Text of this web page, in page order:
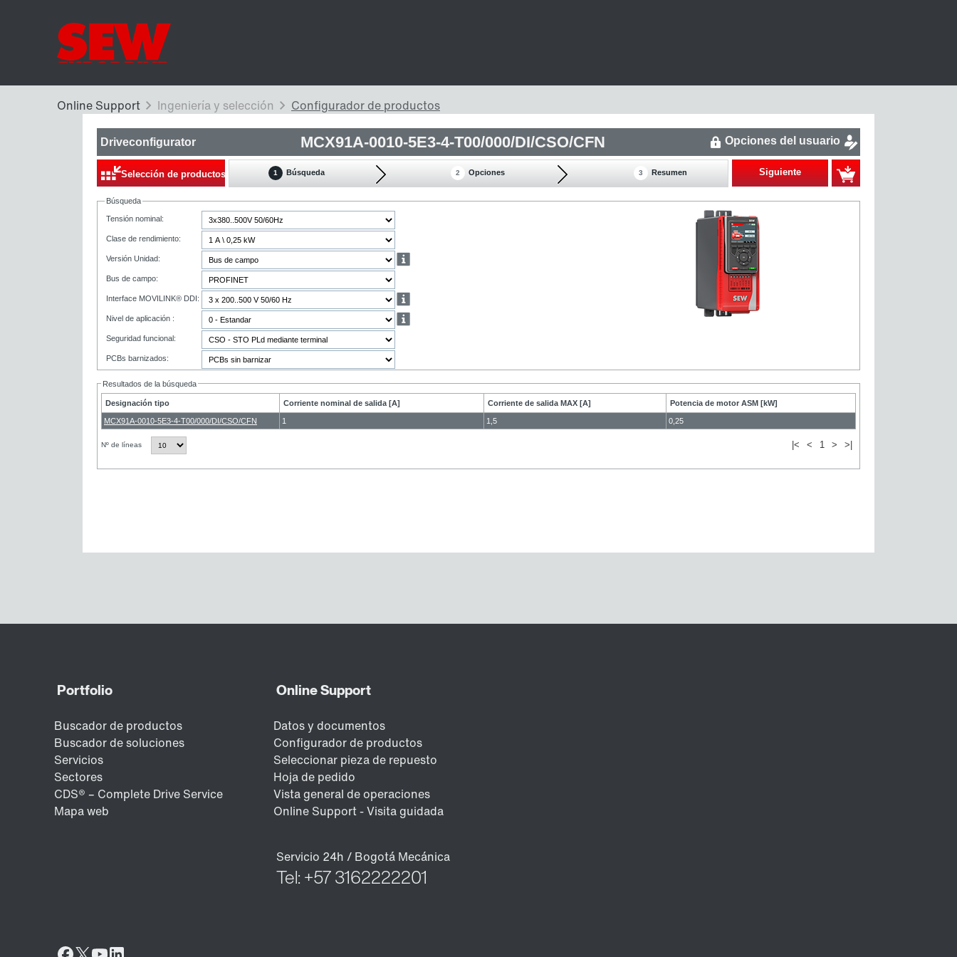
Driveconfigurator MCX91A-0010-5E3-4-T00/000/DI/CSO/CFN Opciones del usuario
Selección de productos Siguiente
1 Búsqueda 2 Opciones 3 Resumen
Búsqueda
Tensión nominal:
Clase de rendimiento:
Versión Unidad:
Bus de campo:
Interface MOVILINK® DDI:
Nivel de aplicación :
Seguridad funcional:
PCBs barnizados:
Resultados de la búsqueda
Designación tipo Corriente nominal de salida [A] Corriente de salida MAX [A] Potencia de motor ASM [kW]
MCX91A-0010-5E3-4-T00/000/DI/CSO/CFN 1 1,5 0,25
|< < 1 > >|
Nº de líneas